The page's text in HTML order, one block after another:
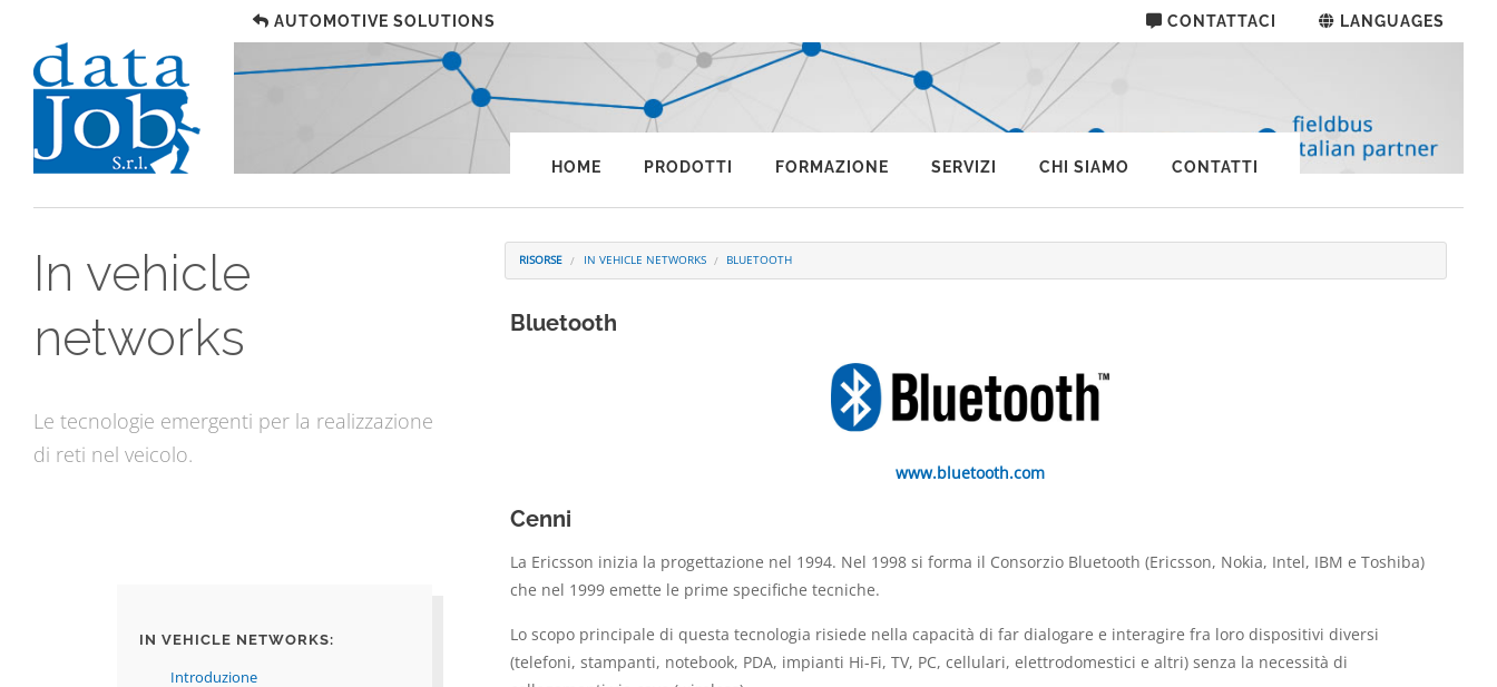
AUTOMOTIVE SOLUTIONS CONTATTACI LANGUAGES
HOME PRODOTTI FORMAZIONE SERVIZI CHI SIAMO CONTATTI
In vehicle
networks
Le tecnologie emergenti per la realizzazione
di reti nel veicolo.
RISORSE IN VEHICLE NETWORKS BLUETOOTH
Bluetooth
www.bluetooth.com
Cenni
La Ericsson inizia la progettazione nel 1994. Nel 1998 si forma il Consorzio Bluetooth (Ericsson, Nokia, Intel, IBM e Toshiba)
che nel 1999 emette le prime specifiche tecniche.
Lo scopo principale di questa tecnologia risiede nella capacità di far dialogare e interagire fra loro dispositivi diversi
(telefoni, stampanti, notebook, PDA, impianti Hi-Fi, TV, PC, cellulari, elettrodomestici e altri) senza la necessità di
IN VEHICLE NETWORKS:
Introduzione